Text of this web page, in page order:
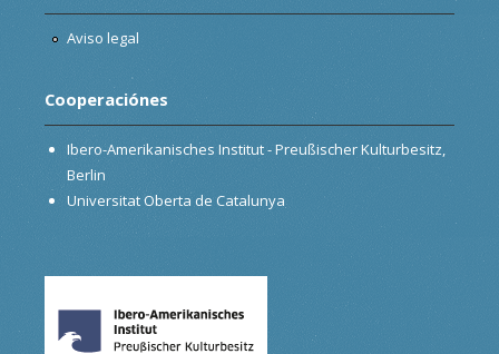
Aviso legal
Cooperaciónes
Ibero-Amerikanisches Institut - Preußischer Kulturbesitz,
Berlin
Universitat Oberta de Catalunya